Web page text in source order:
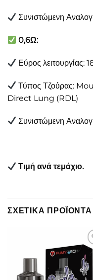
Συνιστώμενη
0,6Ω:
Εύρος λειτουργίας:
Τύπος Τζούρας:
Direct Lung (RDL)
Συνιστώμενη
Τιμή ανά τεμάχιο.
ΣΧΕΤΙΚΆ ΠΡΟΪΌΝΤΑ
στην